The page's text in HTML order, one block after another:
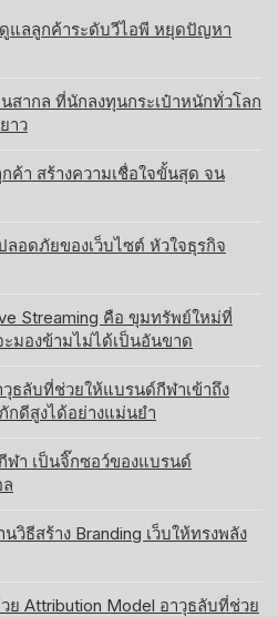
แลลูกค้าระดับวีไอพี หยุดปัญหา
สากล ที่นักลงทุนกระเป๋าหนักทั่วโลก
าว
ค้า สร้างความเชื่อใจขั้นสุด จน
อดภัยของเว็บไซต์ หัวใจธุรกิจ
Streaming คือ ขุมทรัพย์ใหม่ที่
มองข้ามไม่ได้เป็นอันขาด
ธลับที่ช่วยให้แบรนด์กีฬาเข้าถึง
ดีสูงได้อย่างแม่นยำ
ฬา เป็นจิ๊กซอว์ของแบรนด์
ธีสร้าง Branding เว็บให้ทรงพลัง
ย Attribution Model อาวุธลับที่ช่วย